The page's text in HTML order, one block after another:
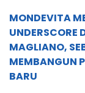
MONDEVITA
UNDERSCORE
MAGLIANO,
MEMBANGUN
BARU